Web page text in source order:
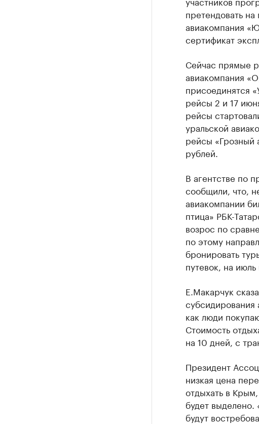
претендовать
авиакомпания
сертификат
Сейчас прямые
авиакомпания
присоединятся
рейсы 2 и 17
рейсы
уральской
рейсы «Грозный
рублей.
В агентстве по
сообщили, что,
авиакомпании
птица» РБК-
возрос по
по этому
бронировать
путевок, на
Е.Макарчук
субсидирования
как люди
Стоимость
на 10 дней, с
Президент
низкая цена
отдыхать в
будет выделено.
будут